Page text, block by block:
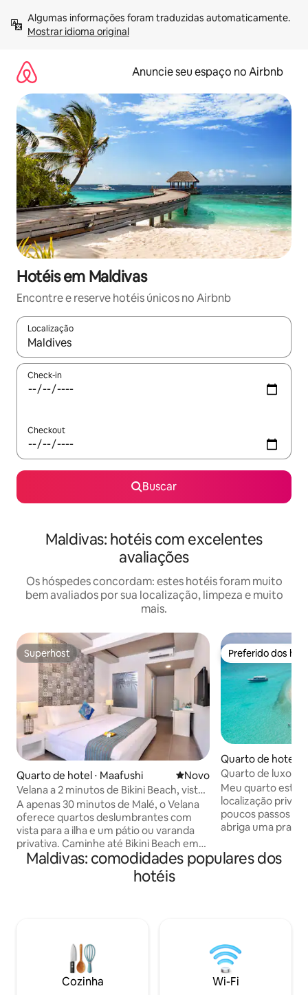
para
Mostrar idioma original
Anuncie seu espaço no Airbnb
Hotéis em Maldivas
Encontre e reserve hotéis únicos no Airbnb
Localização
Quando os resultados estiverem disponíveis, explore-os
Check-in
Checkout
Buscar
Maldivas: hotéis com excelentes
avaliações
Os hóspedes concordam: estes hotéis foram muito
bem avaliados por sua localização, limpeza e muito
mais.
Superhost
Superhost
Quarto de hotel ⋅ Maafushi Novo lugar para ficar
Novo
Velana a 2 minutos de Bikini Beach, vista
para a ilha, Maafushi
A apenas 30 minutos de Malé, o Velana
oferece quartos deslumbrantes com
vista para a ilha e um pátio ou varanda
privativa. Caminhe até Bikini Beach em
apenas 2 minutos! O que está incluído:
Café da manhã gratuito Traslado
gratuito para o cais de Maafushi em
ilha e esportes aquáticos Jantares
românticos à luz de velas na praia
organizados mediante solicitação
Vivencie a escapadinha perfeita nas
Preferido dos
Preferido dos
Quarto de hotel ⋅
Quarto de luxo
Meu quarto está localizado na
localização
poucos passos
abriga uma praia
Além disso, o pôr
fascinantes e
custo adicional
Maldivas: comodidades populares dos
hotéis
Cozinha Wi-Fi